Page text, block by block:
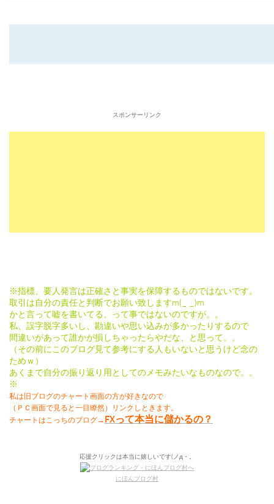
スポンサーリンク
※指標、要人発言は正確さと事実を保障するものではないです。
取引は自分の責任と判断でお願い致しますm(_ _)m
かと言って嘘を書いてる、って事ではないのですが。。
私、誤字脱字多いし、勘違いや思い込みが多かったりするので
間違いがあって誰かが損しちゃったらやだな、と思って。。
（その前にこのブログ見て参考にする人もいないと思うけど念の
ためｗ）
あくまで自分の振り返り用としてのメモみたいなものなので。。
※
私は旧ブログのチャート画面の方が好きなので
（ＰＣ画面で見ると一目瞭然）リンクしときます。
チャートはこっちのブログ→ FXって本当に儲かるの？
応援クリックは本当に嬉しいです(ノд・。
にほんブログ村